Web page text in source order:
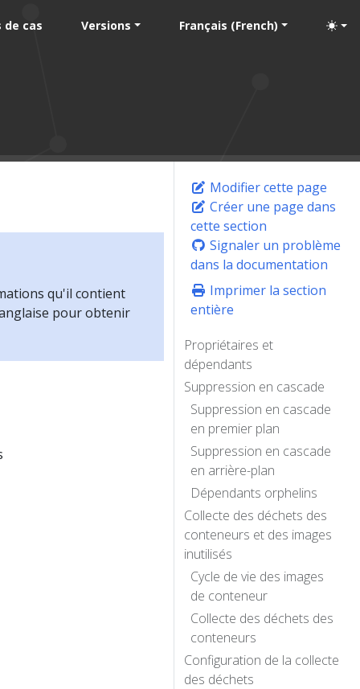
de cas Versions Français (French)
Modifier cette page
Créer une page dans
cette section
Signaler un problème
dans la documentation
Imprimer la section
entière
Propriétaires et
dépendants
Suppression en cascade
Suppression en cascade
en premier plan
Suppression en cascade
en arrière-plan
Dépendants orphelins
Collecte des déchets des
conteneurs et des images
inutilisés
Cycle de vie des images
de conteneur
Collecte des déchets des
conteneurs
Configuration de la collecte
des déchets
qu'il contient
pour obtenir